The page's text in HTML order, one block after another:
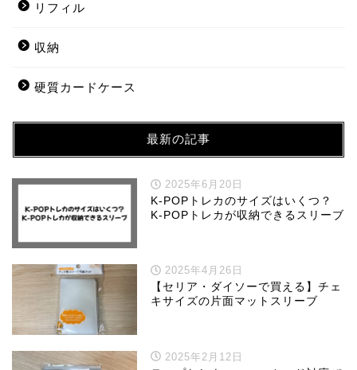
リフィル
収納
硬質カードケース
最新の記事
2025年6月20日
K-POPトレカのサイズはいくつ？
K-POPトレカが収納できるスリーブ
2025年4月26日
【セリア・ダイソーで買える】チェ
キサイズの片面マットスリーブ
2025年2月12日